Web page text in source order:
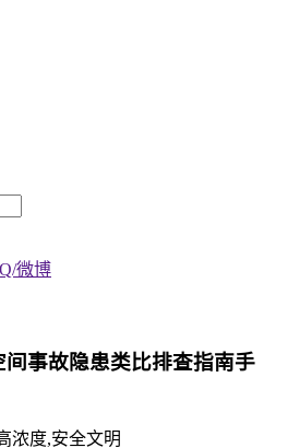
微博
事故隐患类比排查指南手